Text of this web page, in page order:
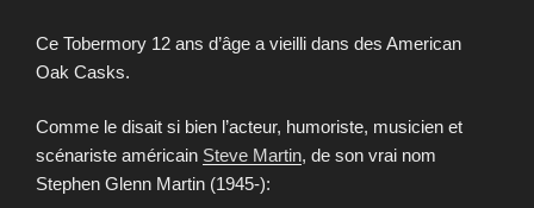
Ce Tobermory 12 ans d’âge a vieilli dans des American
Oak Casks.
Comme le disait si bien l’acteur, humoriste, musicien et
scénariste américain Steve Martin, de son vrai nom
Stephen Glenn Martin (1945-):